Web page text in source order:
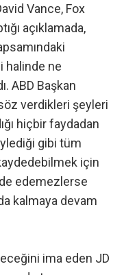
Vance, Fox
açıklamada,
halinde ne
ABD Başkan
söz verdikleri şeyleri
hiçbir faydadan
gibi tüm
için
edemezlerse
kalmaya devam
ima eden JD